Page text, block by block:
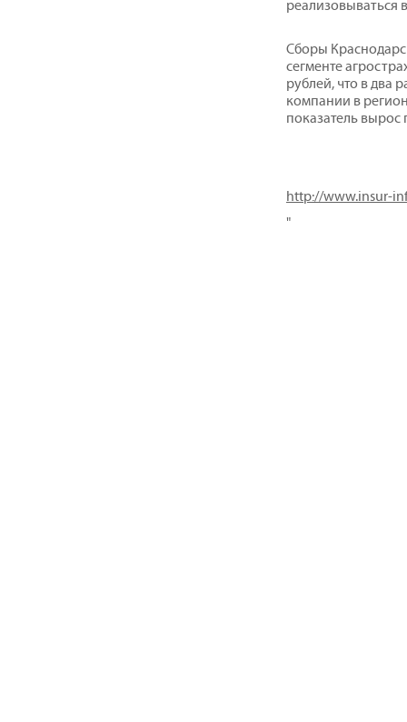
реализовываться
Сборы
сегменте
рублей, что в два
компании в
показатель вырос
http://www.insur-
"